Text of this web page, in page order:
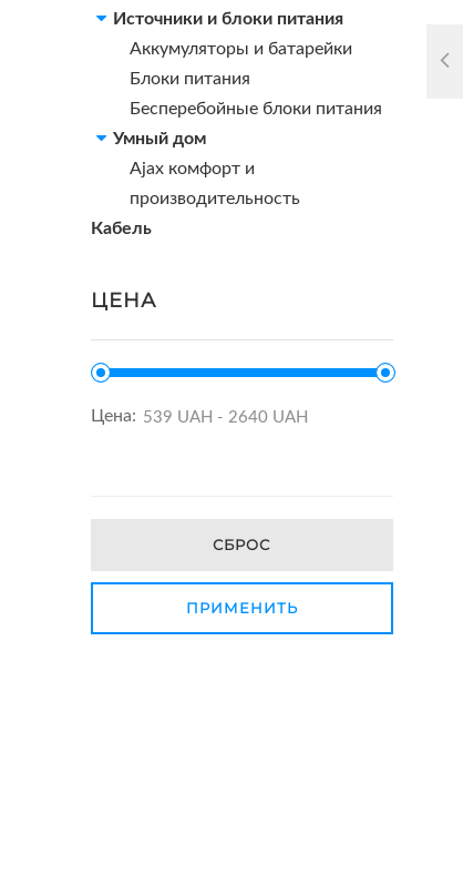
Источники и блоки питания
Аккумуляторы и батарейки
Блоки питания
Бесперебойные блоки питания
Умный дом
Ajax комфорт и
производительность
Кабель
ЦЕНА
Цена:
СБРОС
ПРИМЕНИТЬ